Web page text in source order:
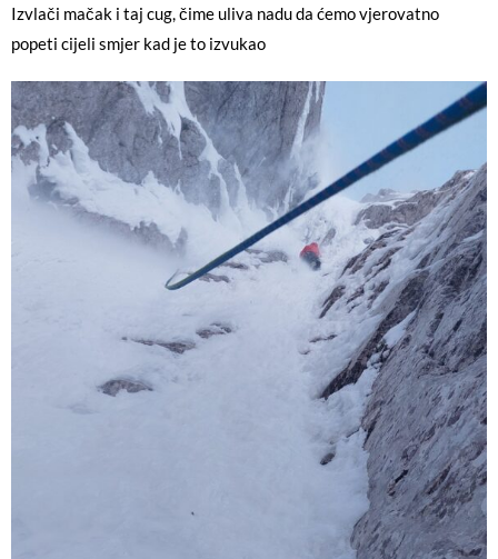
Izvlači mačak i taj cug, čime uliva nadu da ćemo vjerovatno
popeti cijeli smjer kad je to izvukao